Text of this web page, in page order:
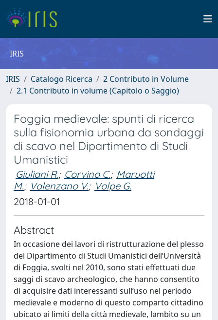
IRIS
IRIS Catalogo Ricerca
2 Contributo in Volume
2.1 Contributo in volume (Capitolo o Saggio)
Foggia medievale: spunti di ricerca
sulla fisionomia urbana da sondaggi
di scavo nel Dipartimento di Studi
Umanistici
Giuliani R.; Corvino C.; Maruotti
M.; Valenzano V.; Volpe G.
2018-01-01
Abstract
In occasione dei lavori di ristrutturazione del plesso
del Dipartimento di Studi Umanistici dell’Università
di Foggia, svolti nel 2010, sono stati effettuati due
saggi di scavo archeologico, che hanno consentito
di acquisire dati interessanti sull’uso nel periodo
medievale e moderno di questo comparto cittadino
ubicato ai limiti della città medievale, lambito su un